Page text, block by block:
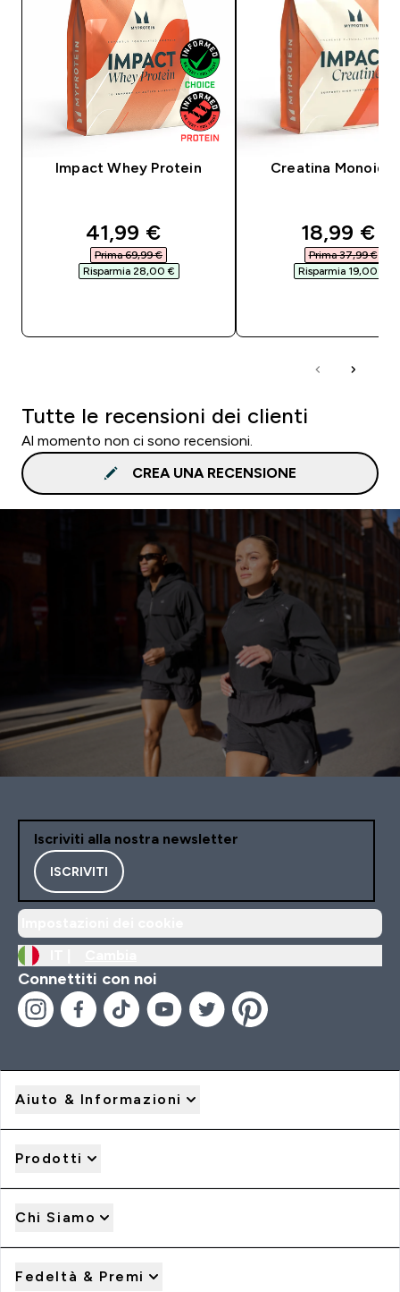
Impact Whey Protein
discounted price
41,99 €‎
Prima 69,99 €‎
Risparmia 28,00 €‎
Creatina
18,99 €‎
Prima 37,99 €‎
Risparmia 19,00 €‎
Tutte le recensioni dei clienti
Al momento non ci sono recensioni.
CREA UNA RECENSIONE
Iscriviti alla nostra newsletter
ISCRIVITI
Connettiti con noi
Aiuto & Informazioni
Prodotti
Chi Siamo
Fedeltà & Premi